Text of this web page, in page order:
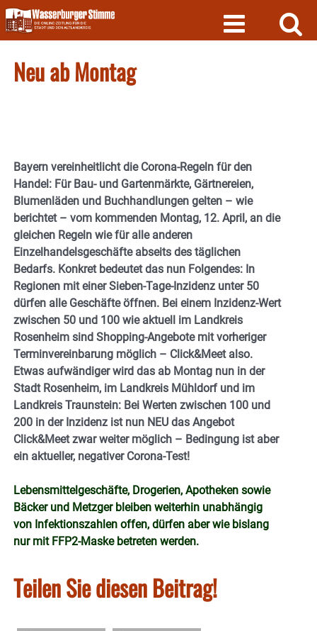
Skip
to
content
Neu ab Montag
Bayern vereinheitlicht die Corona-Regeln für den
Handel: Für Bau- und Gartenmärkte, Gärtnereien,
Blumenläden und Buchhandlungen gelten – wie
berichtet – vom kommenden Montag, 12. April, an die
gleichen Regeln wie für alle anderen
Einzelhandelsgeschäfte abseits des täglichen
Bedarfs. Konkret bedeutet das nun Folgendes: In
Regionen mit einer Sieben-Tage-Inzidenz unter 50
dürfen alle Geschäfte öffnen. Bei einem Inzidenz-Wert
zwischen 50 und 100 wie aktuell im Landkreis
Rosenheim sind Shopping-Angebote mit vorheriger
Terminvereinbarung möglich – Click&Meet also.
Etwas aufwändiger wird das ab Montag nun in der
Stadt Rosenheim, im Landkreis Mühldorf und im
Landkreis Traunstein: Bei Werten zwischen 100 und
200 in der Inzidenz ist nun NEU das Angebot
Click&Meet zwar weiter möglich – Bedingung ist aber
ein aktueller, negativer Corona-Test!
Lebensmittelgeschäfte, Drogerien, Apotheken sowie
Bäcker und Metzger bleiben weiterhin unabhängig
von Infektionszahlen offen, dürfen aber wie bislang
nur mit FFP2-Maske betreten werden.
Teilen Sie diesen Beitrag!